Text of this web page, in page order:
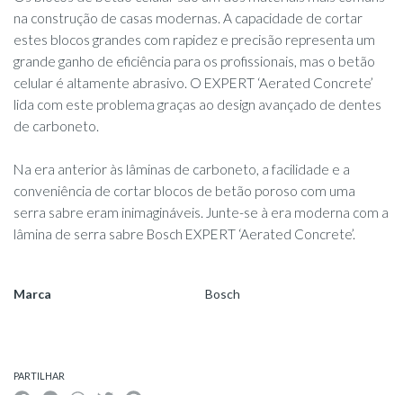
na construção de casas modernas. A capacidade de cortar
estes blocos grandes com rapidez e precisão representa um
grande ganho de eficiência para os profissionais, mas o betão
celular é altamente abrasivo. O EXPERT ‘Aerated Concrete’
lida com este problema graças ao design avançado de dentes
de carboneto.
Na era anterior às lâminas de carboneto, a facilidade e a
conveniência de cortar blocos de betão poroso com uma
serra sabre eram inimagináveis. Junte-se à era moderna com a
lâmina de serra sabre Bosch EXPERT ‘Aerated Concrete’.
Marca
Bosch
PARTILHAR